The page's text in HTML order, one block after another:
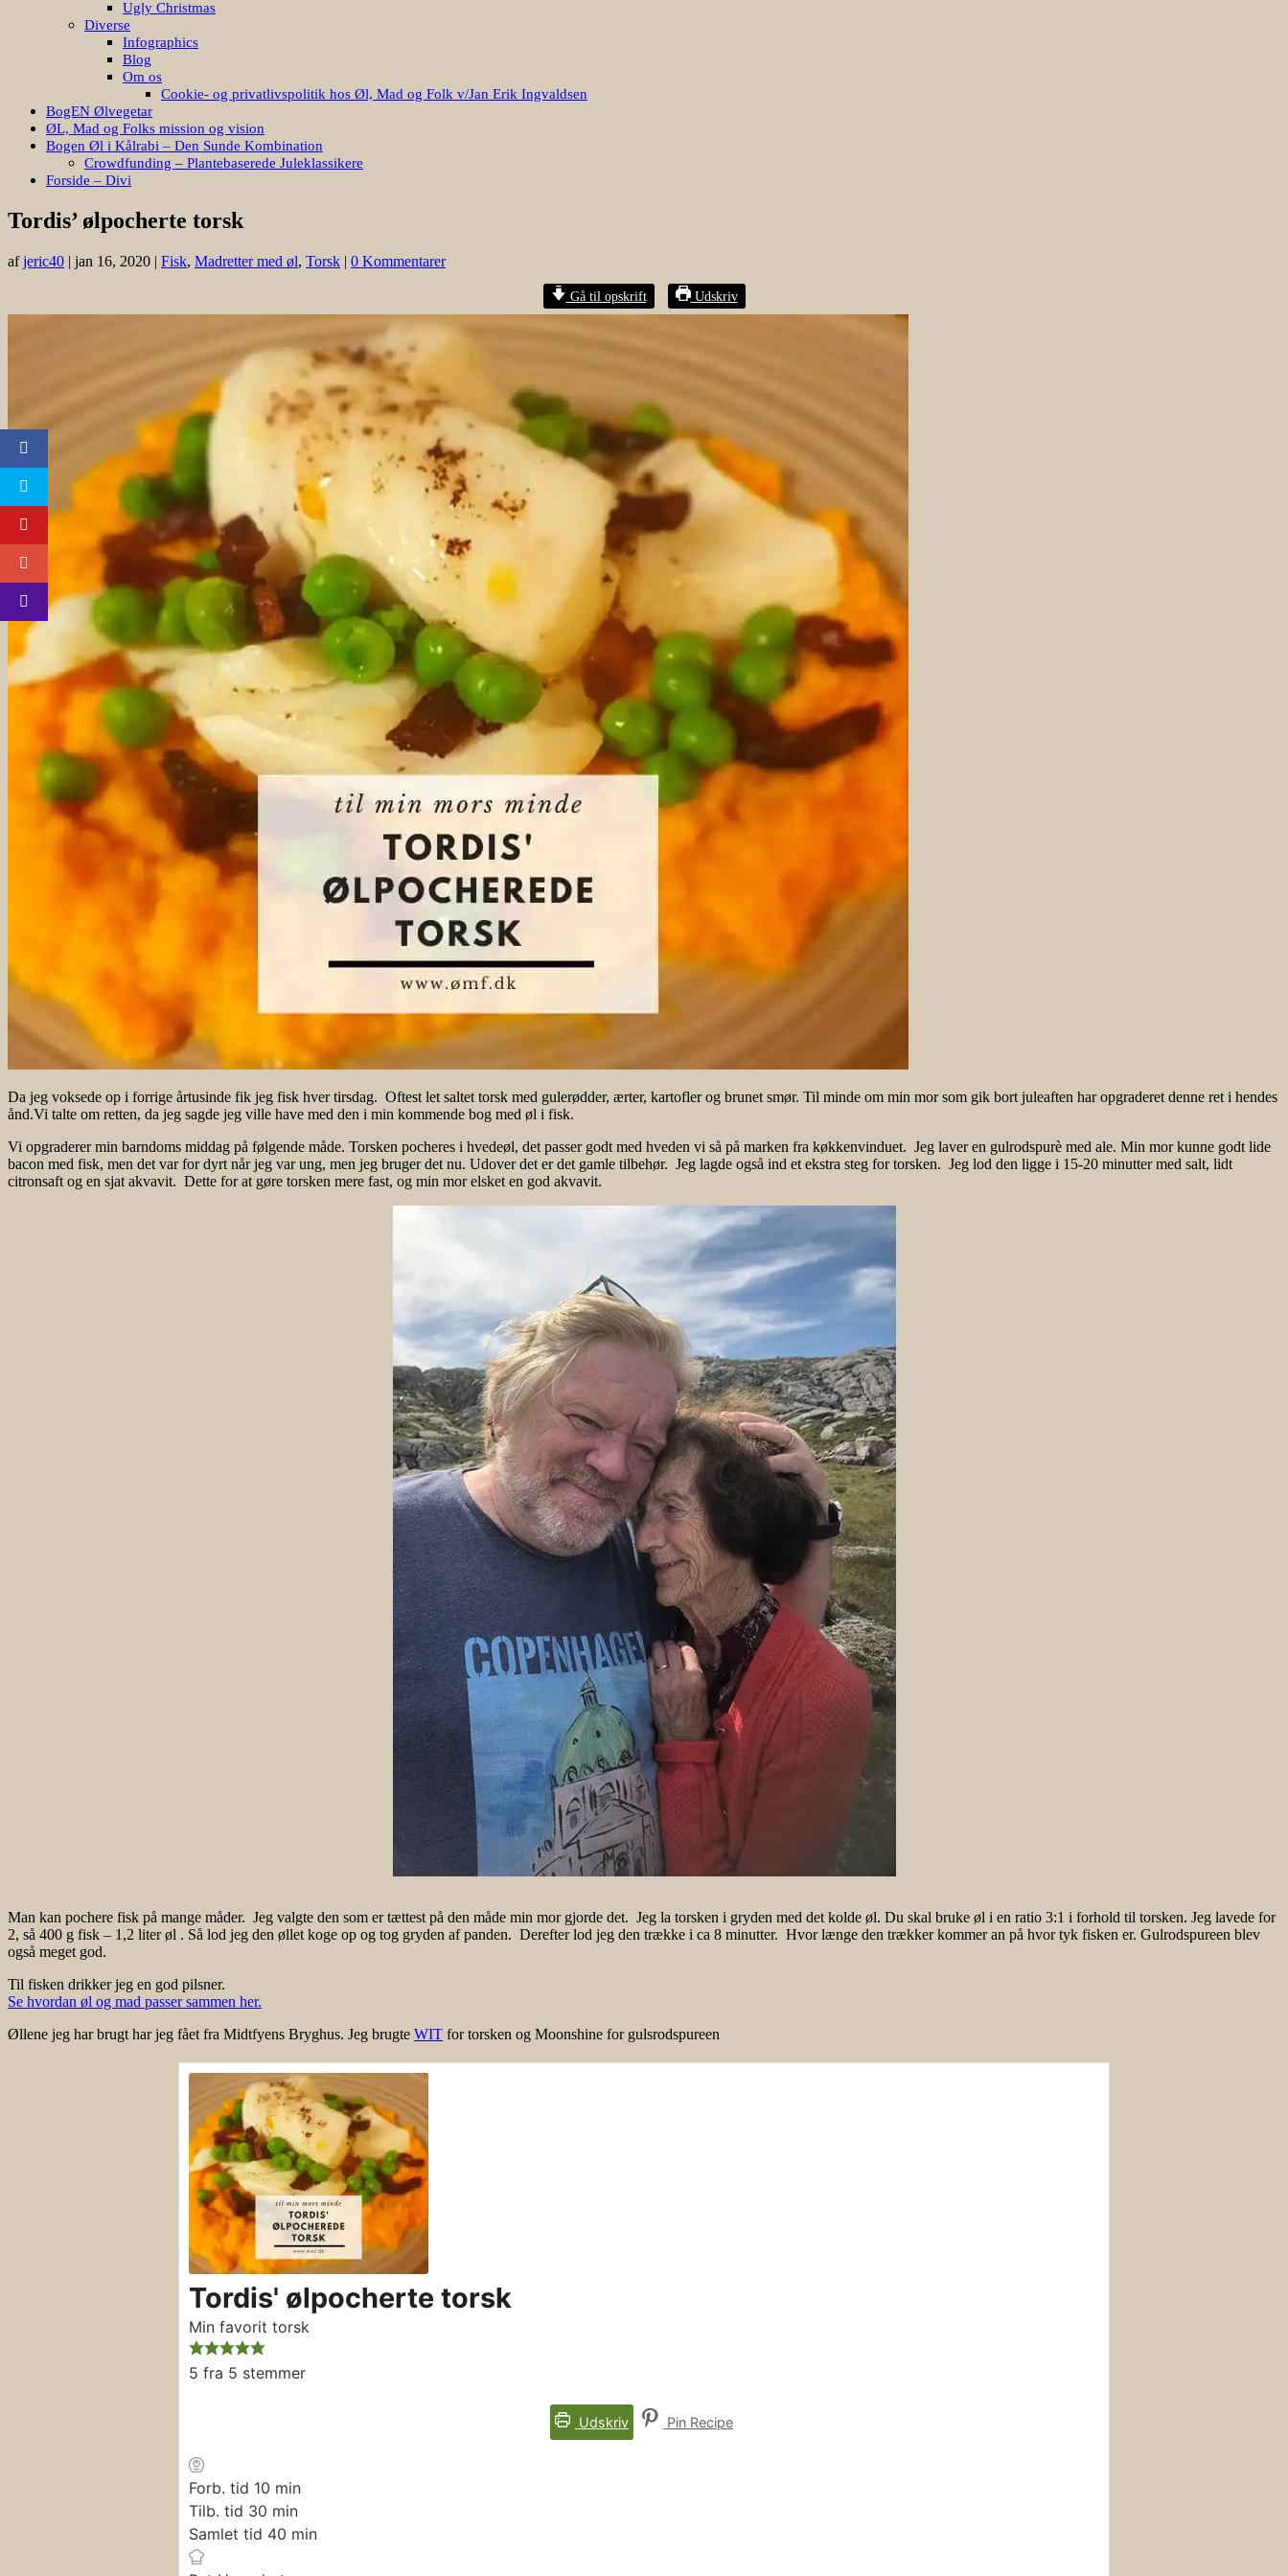
Ugly Christmas
Diverse
Infographics
Blog
Om os
Cookie- og privatlivspolitik hos Øl, Mad og Folk v/Jan Erik Ingvaldsen
BogEN Ølvegetar
ØL, Mad og Folks mission og vision
Bogen Øl i Kålrabi – Den Sunde Kombination
Crowdfunding – Plantebaserede Juleklassikere
Forside – Divi
Tordis’ ølpocherte torsk
afjeric40 | jan 16, 2020 | Fisk, Madretter med øl, Torsk | 0 Kommentarer
Gå til opskrift Udskriv
Da jeg voksede op i forrige årtusinde fik jeg fisk hver tirsdag. Oftest let saltet torsk med gulerødder, ærter, kartofler og brunet smør. Til minde om min mor som gik bort juleaften har opgraderet denne ret i hendes
ånd.Vi talte om retten, da jeg sagde jeg ville have med den i min kommende bog med øl i fisk.
Vi opgraderer min barndoms middag på følgende måde. Torsken pocheres i hvedeøl, det passer godt med hveden vi så på marken fra køkkenvinduet. Jeg laver en gulrodspurè med ale. Min mor kunne godt lide
bacon med fisk, men det var for dyrt når jeg var ung, men jeg bruger det nu. Udover det er det gamle tilbehør. Jeg lagde også ind et ekstra steg for torsken. Jeg lod den ligge i 15-20 minutter med salt, lidt
citronsaft og en sjat akvavit. Dette for at gøre torsken mere fast, og min mor elsket en god akvavit.
Man kan pochere fisk på mange måder. Jeg valgte den som er tættest på den måde min mor gjorde det. Jeg la torsken i gryden med det kolde øl. Du skal bruke øl i en ratio 3:1 i forhold til torsken. Jeg lavede for
2, så 400 g fisk – 1,2 liter øl . Så lod jeg den øllet koge op og tog gryden af panden. Derefter lod jeg den trække i ca 8 minutter. Hvor længe den trækker kommer an på hvor tyk fisken er. Gulrodspureen blev
også meget god.
Til fisken drikker jeg en god pilsner.
Se hvordan øl og mad passer sammen her.
Øllene jeg har brugt har jeg fået fra Midtfyens Bryghus. Jeg brugte WIT for torsken og Moonshine for gulsrodspureen
Tordis' ølpocherte torsk
Min favorit torsk
5 fra 5 stemmer
Udskriv Pin Recipe
Forb. tid 10 minutter
min
Tilb. tid 30 minutter
min
Samlet tid 40 minutter
min